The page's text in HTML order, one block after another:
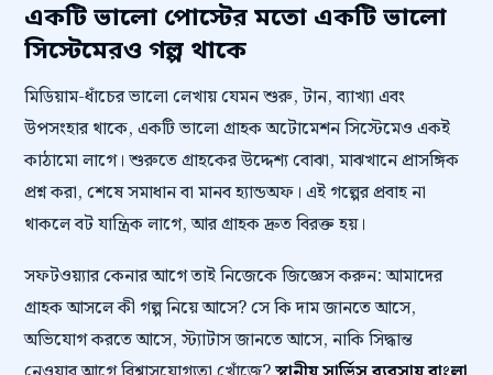
একটি ভালো পোস্টের মতো একটি ভালো
সিস্টেমেরও গল্প থাকে
মিডিয়াম-ধাঁচের ভালো লেখায় যেমন শুরু, টান, ব্যাখ্যা এবং
উপসংহার থাকে, একটি ভালো গ্রাহক অটোমেশন সিস্টেমেও একই
কাঠামো লাগে। শুরুতে গ্রাহকের উদ্দেশ্য বোঝা, মাঝখানে প্রাসঙ্গিক
প্রশ্ন করা, শেষে সমাধান বা মানব হ্যান্ডঅফ। এই গল্পের প্রবাহ না
থাকলে বট যান্ত্রিক লাগে, আর গ্রাহক দ্রুত বিরক্ত হয়।
সফটওয়্যার কেনার আগে তাই নিজেকে জিজ্ঞেস করুন: আমাদের
গ্রাহক আসলে কী গল্প নিয়ে আসে? সে কি দাম জানতে আসে,
অভিযোগ করতে আসে, স্ট্যাটাস জানতে আসে, নাকি সিদ্ধান্ত